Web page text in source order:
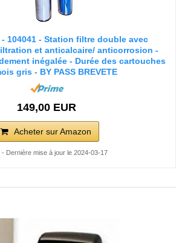
- 104041 - Station filtre double avec
et anticalcaire/ anticorrosion -
inégalée - Durée des cartouches
gris - BY PASS BREVETE
149,00 EUR
Acheter sur Amazon
- Dernière mise à jour le 2024-03-17